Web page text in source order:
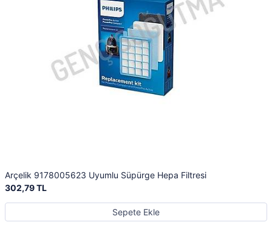
Arçelik 9178005623 Uyumlu Süpürge Hepa Filtresi
302,79 TL
Sepete Ekle